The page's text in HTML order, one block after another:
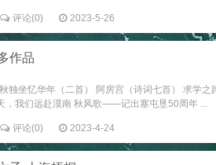
评论(0) 2023-5-26
作品
独坐忆华年（二首） 阿房宫（诗词七首） 求学
，我们远赴漠南 秋风歌——记出塞屯垦50周年 ...
评论(0) 2023-4-24